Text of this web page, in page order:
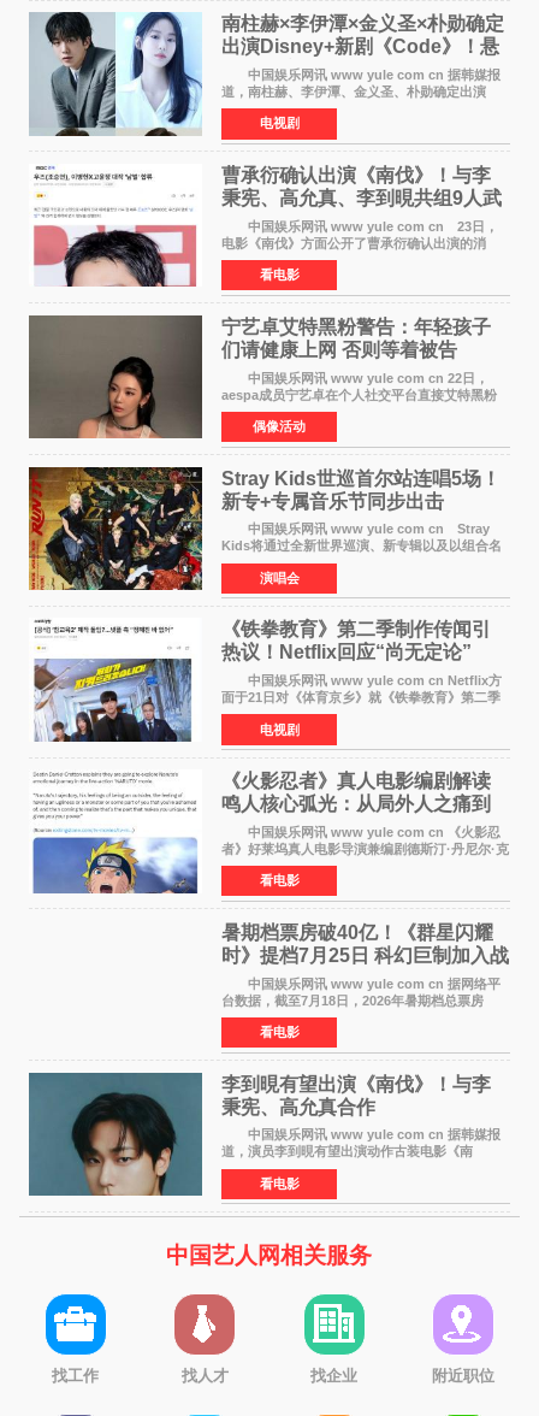
南柱赫×李伊潭×金义圣×朴勋确定
出演Disney+新剧《Code》！悬
疑犯罪惊悚明年上线
中国娱乐网讯 www yule com cn 据韩媒报
道，南柱赫、李伊潭、金义圣、朴勋确定出演
Disney+新剧《Code》，该剧预计将于明年播
出，引发高度关注。 本剧改编自同名人气台
剧，讲述了一位往来
电视剧
曹承衍确认出演《南伐》！与李
秉宪、高允真、李到晛共组9人武
士团
中国娱乐网讯 www yule com cn 23日，
电影《南伐》方面公开了曹承衍确认出演的消
息。通过歌手活动展现出独特色彩的曹承衍将在
片中饰演拥有出色弓箭技术的弓箭手，他将在这
一历史动作大片中展
看电影
宁艺卓艾特黑粉警告：年轻孩子
们​请健康上网 否则等着被告
中国娱乐网讯 www yule com cn 22日，
aespa成员宁艺卓在个人社交平台直接艾特黑粉
账号，正面喊话回应长期以来的恶意攻击，引发
广泛关注。 宁艺卓在文中表示，自己早已注
意到部分网友持续
偶像活动
Stray Kids世巡首尔站连唱5场！
新专+专属音乐节同步出击
中国娱乐网讯 www yule com cn Stray
Kids将通过全新世界巡演、新专辑以及以组合名
义打造的专属音乐节等一系列全球活动，开启事
业发展的全新篇章。 Stray Kids将于7月25日
至26日、29日
演唱会
《铁拳教育》第二季制作传闻引
热议！Netflix回应“尚无定论”
中国娱乐网讯 www yule com cn Netflix方
面于21日对《体育京乡》就《铁拳教育》第二季
制作传闻划清界限，表示尚无定论。然而，业界
却有传闻称已就《铁拳教育》第二季的制作展开
了讨论——《
电视剧
《火影忍者》真人电影编剧解读
鸣人核心弧光：从局外人之痛到
自我觉醒
中国娱乐网讯 www yule com cn 《火影忍
者》好莱坞真人电影导演兼编剧德斯汀·丹尼尔·克
雷顿近日在采访中分享了对主角鸣人成长弧光的
理解，透露电影将深入探索鸣人作为局外人的情
感历程。
看电影
暑期档票房破40亿！《群星闪耀
时》提档7月25日 科幻巨制加入战
中国娱乐网讯 www yule com cn 据网络平
台数据，截至7月18日，2026年暑期档总票房
（含预售）已正式突破40亿元大关，年度总票房
也随之逼近197亿元。超百部中外佳片同台竞技，
点燃了盛夏的电
看电影
李到晛有望出演《南伐》！与李
秉宪、高允真合作
中国娱乐网讯 www yule com cn 据韩媒报
道，演员李到晛有望出演动作古装电影《南
伐》，与李秉宪、高允真合作，引发关注。
该片为动作古装片，讲述朝鲜初期，为了解救被
倭寇绑走的俘虏，9
看电影
中国艺人网相关服务
找工作 找人才 找企业 附近职位